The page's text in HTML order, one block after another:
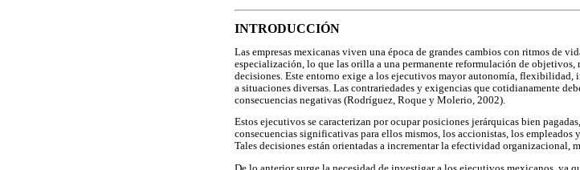
INTRODUCCIÓN
Las empresas mexicanas viven una época de grandes cambios con ritmos de
especialización, lo que las orilla a una permanente reformulación de objetivos,
decisiones. Este entorno exige a los ejecutivos mayor autonomía, flexibilidad,
a situaciones diversas. Las contrariedades y exigencias que cotidianamente
consecuencias negativas (Rodríguez, Roque y Molerio, 2002).
Estos ejecutivos se caracterizan por ocupar posiciones jerárquicas bien
consecuencias significativas para ellos mismos, los accionistas, los empleados
Tales decisiones están orientadas a incrementar la efectividad organizacional,